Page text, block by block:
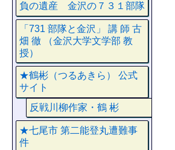
負の遺産 金沢の７３１部隊
「731 部隊と金沢」 講 師 古
畑 徹 （金沢大学文学部 教
授）
★鶴彬（つるあきら） 公式
サイト
反戦川柳作家・鶴 彬
★七尾市 第二能登丸遭難事
件